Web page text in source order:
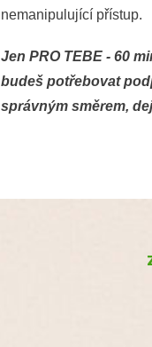
nemanipulující přístup.
Jen PRO TEBE - 60
budeš potřebovat
správným směrem,